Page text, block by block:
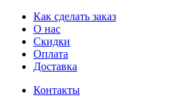
Как сделать заказ
О нас
Скидки
Оплата
Доставка
Контакты